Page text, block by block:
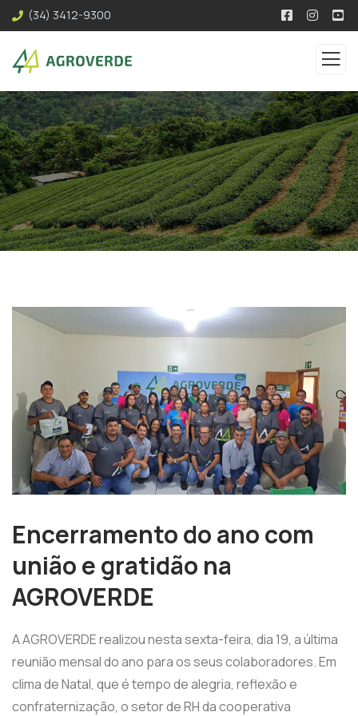
(34) 3412-9300
Encerramento do ano com
união e gratidão na
AGROVERDE
A AGROVERDE realizou nesta sexta-feira, dia 19, a última
reunião mensal do ano para os seus colaboradores. Em
clima de Natal, que é tempo de alegria, reflexão e
confraternização, o setor de RH da cooperativa